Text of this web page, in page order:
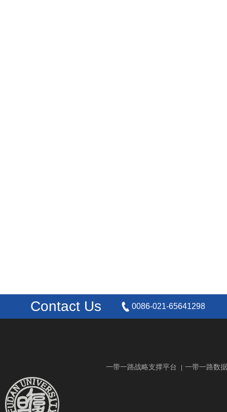
Contact Us 0086-021-65641298
一带一路战略支撑平台 一带一路数